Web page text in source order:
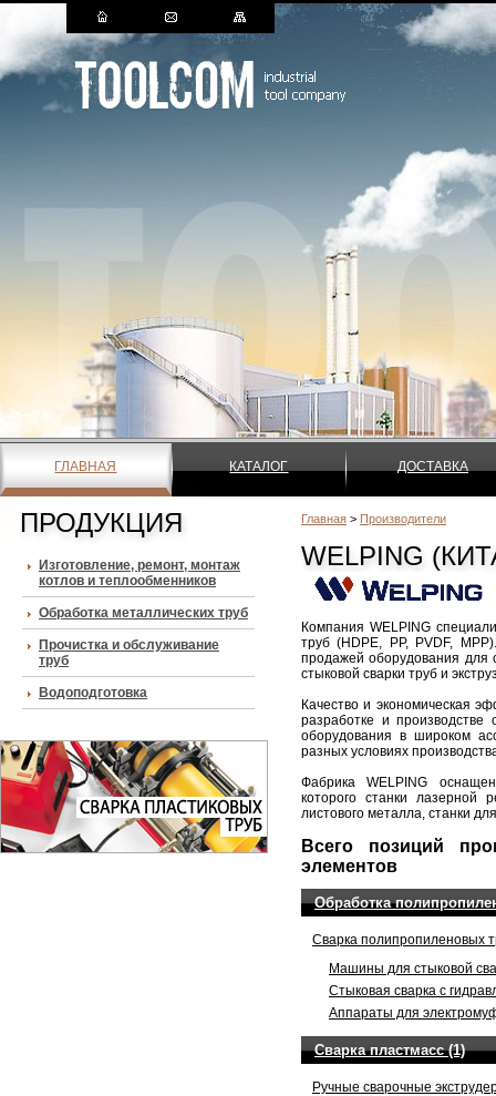
ГЛАВНАЯ КАТАЛОГ ДОСТАВКА
ПРОДУКЦИЯ
Изготовление, ремонт, монтаж
котлов и теплообменников
Обработка металлических труб
Прочистка и обслуживание
труб
Водоподготовка
Главная > Производители
WELPING
Компания WELPING
труб (HDPE, PP, PVDF,
продажей оборудования для
стыковой сварки труб и
Качество и экономическая
разработке и
оборудования в широком
разных условиях
Фабрика WELPING
которого станки лазерной
листового металла, станки
Всего позиций
элементов
Обработка
Сварка полипропиленовых
Машины для стыковой
Стыковая сварка с
Аппараты для
Сварка пластмасс (1)
Ручные сварочные